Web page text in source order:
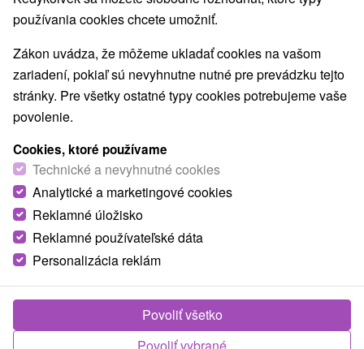
používania cookies chcete umožniť.
Zákon uvádza, že môžeme ukladať cookies na vašom
zariadení, pokiaľ sú nevyhnutne nutné pre prevádzku tejto
stránky. Pre všetky ostatné typy cookies potrebujeme vaše
povolenie.
Cookies, ktoré používame
Technické a nevyhnutné cookies
Analytické a marketingové cookies
Reklamné úložisko
Reklamné používateľské dáta
Personalizácia reklám
Povoliť všetko